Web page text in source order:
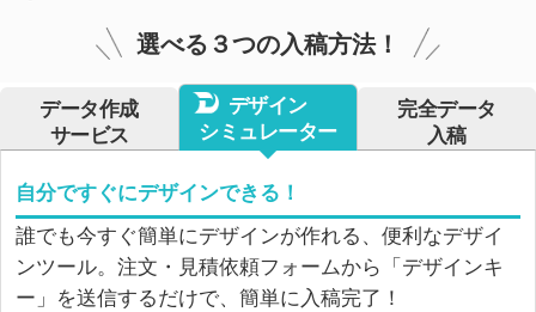
選べる３つの入稿方法！
データ作成
サービス
デザイン
シミュレーター
完全データ
入稿
自分ですぐにデザインできる！
誰でも今すぐ簡単にデザインが作れる、便利なデザイ
ンツール。注文・見積依頼フォームから「デザインキ
ー」を送信するだけで、簡単に入稿完了！